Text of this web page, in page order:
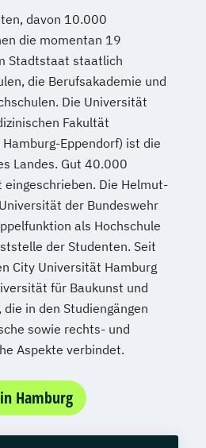
Management
Digitale
6 oder 7 Semester
Erneuerbare
6 oder 7 Semester
Künstliche
6 oder 7 Semester
Lebensmittel
Semester
Logistik (B.
Wirtschaftsrecht
davon 10.000
die momentan 19
Stadtstaat staatlich
die Berufsakademie und
Die Universität
Fakultät
Eppendorf) ist die
Landes. Gut 40.000
eingeschrieben. Die Helmut-
der Bundeswehr
als Hochschule
der Studenten. Seit
City Universität Hamburg
für Baukunst und
in den Studiengängen
sowie rechts- und
Aspekte verbindet.
Hamburg